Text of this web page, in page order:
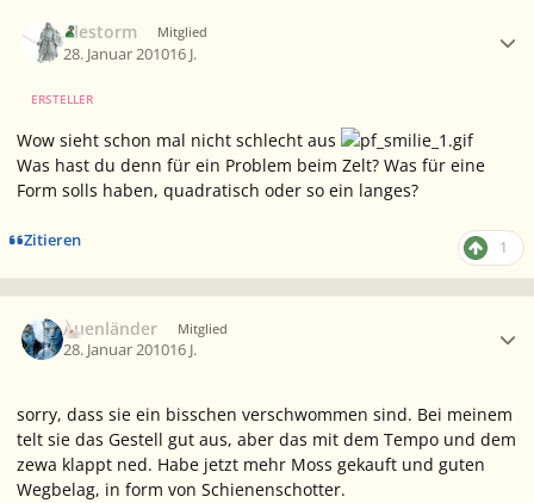
Alestorm Mitglied
28. Januar 201016 J.
ERSTELLER
Wow sieht schon mal nicht schlecht aus
Was hast du denn für ein Problem beim Zelt? Was für eine
Form solls haben, quadratisch oder so ein langes?
Zitieren 1
Auenländer Mitglied
28. Januar 201016 J.
sorry, dass sie ein bisschen verschwommen sind. Bei meinem
telt sie das Gestell gut aus, aber das mit dem Tempo und dem
zewa klappt ned. Habe jetzt mehr Moss gekauft und guten
Wegbelag, in form von Schienenschotter.